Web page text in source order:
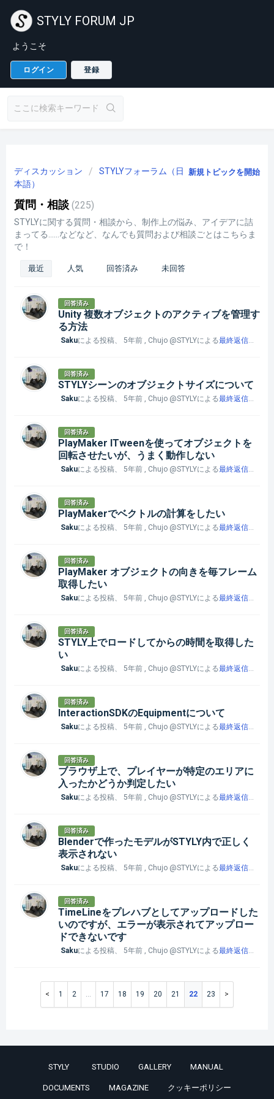
STYLY FORUM JP
ようこそ
ログイン 登録
新規トピックを開始
ディスカッション
STYLYフォーラム（日
本語）
質問・相談 225
STYLYに関する質問・相談から、制作上の悩み、アイデアに詰
まってる……などなど、なんでも質問および相談ごとはこちらま
で！
最近 人気 回答済み 未回答
回答済み
Unity 複数オブジェクトのアクティブを管理す
る方法
Sakuによる投稿、 5年前 , Chujo @STYLYによる最終返信、
回答済み
STYLYシーンのオブジェクトサイズについて
Sakuによる投稿、 5年前 , Chujo @STYLYによる最終返信、
回答済み
PlayMaker ITweenを使ってオブジェクトを
回転させたいが、うまく動作しない
Sakuによる投稿、 5年前 , Chujo @STYLYによる最終返信、
回答済み
PlayMakerでベクトルの計算をしたい
Sakuによる投稿、 5年前 , Chujo @STYLYによる最終返信、
回答済み
PlayMaker オブジェクトの向きを毎フレーム
取得したい
Sakuによる投稿、 5年前 , Chujo @STYLYによる最終返信、
回答済み
STYLY上でロードしてからの時間を取得した
い
Sakuによる投稿、 5年前 , Chujo @STYLYによる最終返信、
回答済み
InteractionSDKのEquipmentについて
Sakuによる投稿、 5年前 , Chujo @STYLYによる最終返信、
回答済み
ブラウザ上で、プレイヤーが特定のエリアに
入ったかどうか判定したい
Sakuによる投稿、 5年前 , Chujo @STYLYによる最終返信、
回答済み
Blenderで作ったモデルがSTYLY内で正しく
表示されない
Sakuによる投稿、 5年前 , Chujo @STYLYによる最終返信、
回答済み
TimeLineをプレハブとしてアップロードした
いのですが、エラーが表示されてアップロー
ドできないです
Sakuによる投稿、 5年前 , Chujo @STYLYによる最終返信、
1 2 … 17 18 19 20 21 22 23
STYLY STUDIO GALLERY MANUAL
DOCUMENTS MAGAZINE クッキーポリシー